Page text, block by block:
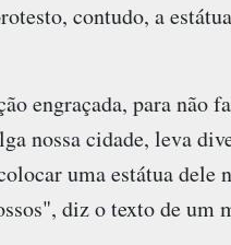
contudo, a
engraçada, para não
nossa cidade, leva
uma estátua dele
diz o texto de um